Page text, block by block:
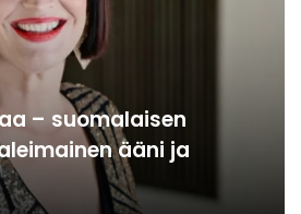
– suomalaisen
ääni ja